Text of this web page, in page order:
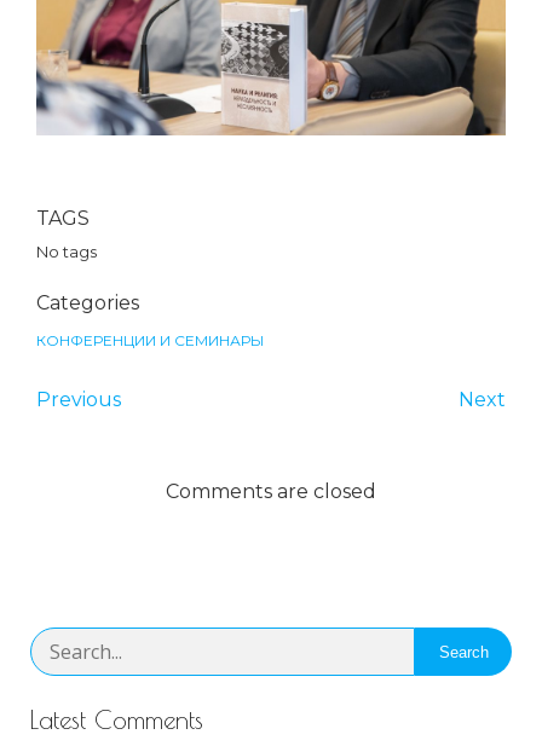
TAGS
No tags
Categories
КОНФЕРЕНЦИИ И СЕМИНАРЫ
Previous Next
Comments are closed
Search
Latest Comments